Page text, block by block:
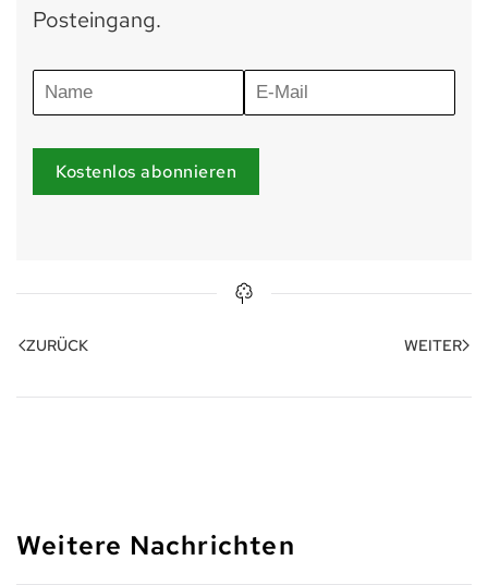
Posteingang.
Kostenlos abonnieren
ZURÜCK WEITER
Weitere Nachrichten